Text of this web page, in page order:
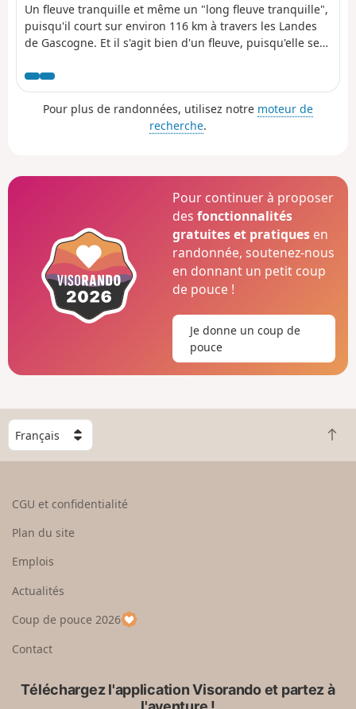
Un fleuve tranquille et même un "long fleuve tranquille",
puisqu'il court sur environ 116 km à travers les Landes
de Gascogne. Et il s'agit bien d'un fleuve, puisqu'elle se
delta très pittoresque. Pour notre première expérience
de cette rivière emblématique, nous l'avons descendue
de Salles à Mios, soit 10 km de pur bonheur.
Pour plus de randonnées, utilisez notre moteur de
recherche.
Pour continuer à proposer
desfonctionnalités
gratuites et pratiques en
randonnée, soutenez-nous
en donnant un petit coup
de pouce !
Je donne un coup de
pouce
C
h
o
e
u
p
a
R
e
CGU et confidentialité
Plan du site
Emplois
Actualités
Coup de pouce 2026
Contact
Téléchargez l'application Visorando et partez à